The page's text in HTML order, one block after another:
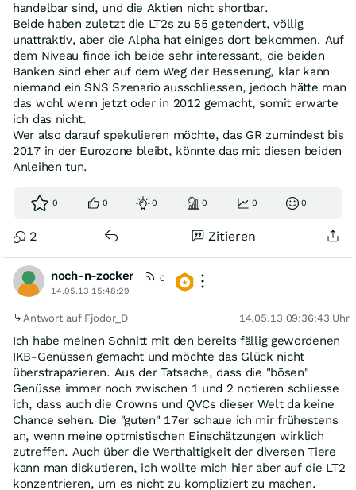
handelbar sind, und die Aktien nicht shortbar.
Beide haben zuletzt die LT2s zu 55 getendert, völlig
unattraktiv, aber die Alpha hat einiges dort bekommen. Auf
dem Niveau finde ich beide sehr interessant, die beiden
Banken sind eher auf dem Weg der Besserung, klar kann
niemand ein SNS Szenario ausschliessen, jedoch hätte man
das wohl wenn jetzt oder in 2012 gemacht, somit erwarte
ich das nicht.
Wer also darauf spekulieren möchte, das GR zumindest bis
2017 in der Eurozone bleibt, könnte das mit diesen beiden
Anleihen tun.
0 0 0 0 0 0
2 Zitieren
noch-n-zocker
0
14.05.13 15:48:29
Antwort auf Fjodor_D 14.05.13 09:36:43 Uhr
Ich habe meinen Schnitt mit den bereits fällig gewordenen
IKB-Genüssen gemacht und möchte das Glück nicht
überstrapazieren. Aus der Tatsache, dass die "bösen"
Genüsse immer noch zwischen 1 und 2 notieren schliesse
ich, dass auch die Crowns und QVCs dieser Welt da keine
Chance sehen. Die "guten" 17er schaue ich mir frühestens
an, wenn meine optmistischen Einschätzungen wirklich
zutreffen. Auch über die Werthaltigkeit der diversen Tiere
kann man diskutieren, ich wollte mich hier aber auf die LT2
konzentrieren, um es nicht zu kompliziert zu machen.